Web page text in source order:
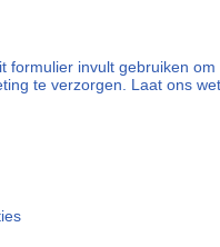
formulier invult gebruiken
te verzorgen. Laat ons